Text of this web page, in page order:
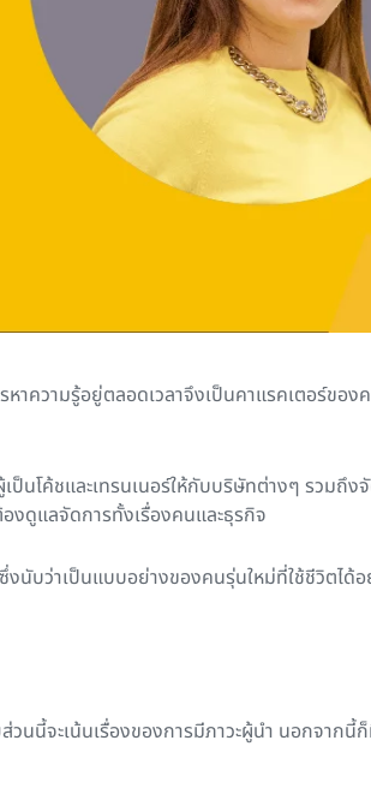
าความรู้อยู่ตลอดเวลาจึงเป็นคาแรคเตอร์ขอ
นโค้ชและเทรนเนอร์ให้กับบริษัทต่างๆ รวมถึ
งดูแลจัดการทั้งเรื่องคนและธุรกิจ
นับว่าเป็นแบบอย่างของคนรุ่นใหม่ที่ใช้ชีวิตได้
นี้จะเน้นเรื่องของการมีภาวะผู้นำ นอกจากนี้